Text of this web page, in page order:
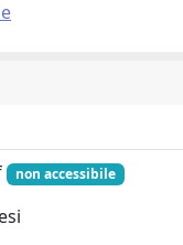
non accessibile